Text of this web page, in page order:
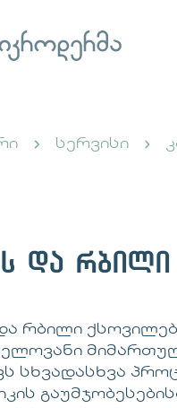
სერვისი
და
და რბილი
სხვადასხვა